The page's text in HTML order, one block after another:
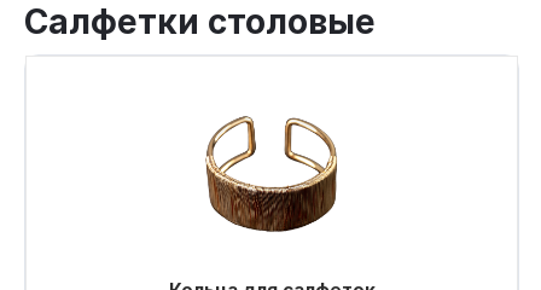
ТОВАРЫ В ПУТИ / ПОД ЗАКАЗ
Салфетки столовые